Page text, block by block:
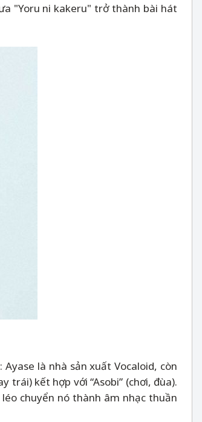
"Yoru ni kakeru" trở thành bài hát
là nhà sản xuất Vocaloid, còn
trái) kết hợp với “Asobi” (chơi, đùa).
chuyển nó thành âm nhạc thuần